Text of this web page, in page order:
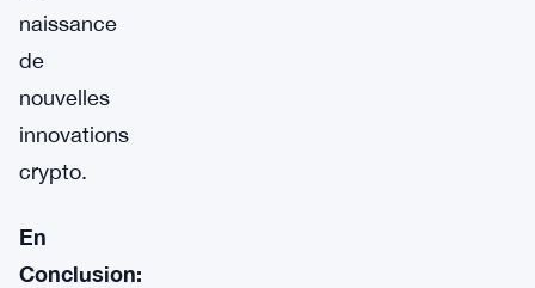
naissance
de
nouvelles
innovations
crypto.
En
Conclusion: